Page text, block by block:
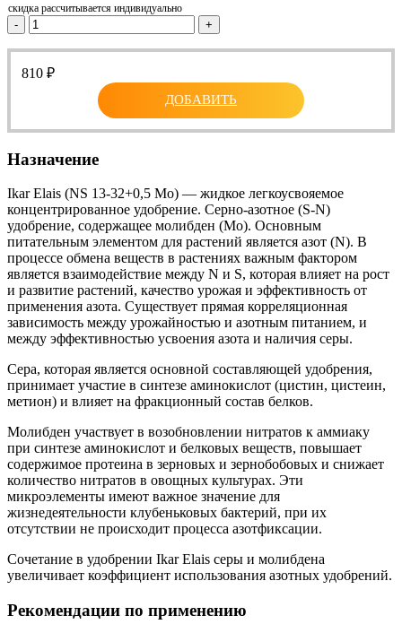
скидка рассчитывается индивидуально
- +
810 ₽
ДОБАВИТЬ
Назначение
Ikar Elais (NS 13-32+0,5 Mo) — жидкое легкоусвояемое
концентрированное удобрение. Серно-азотное (S-N)
удобрение, содержащее молибден (Мо). Основным
питательным элементом для растений является азот (N). В
процессе обмена веществ в растениях важным фактором
является взаимодействие между N и S, которая влияет на рост
и развитие растений, качество урожая и эффективность от
применения азота. Существует прямая корреляционная
зависимость между урожайностью и азотным питанием, и
между эффективностью усвоения азота и наличия серы.
Сера, которая является основной составляющей удобрения,
принимает участие в синтезе аминокислот (цистин, цистеин,
метион) и влияет на фракционный состав белков.
Молибден участвует в возобновлении нитратов к аммиаку
при синтезе аминокислот и белковых веществ, повышает
содержимое протеина в зерновых и зернобобовых и снижает
количество нитратов в овощных культурах. Эти
микроэлементы имеют важное значение для
жизнедеятельности клубеньковых бактерий, при их
отсутствии не происходит процесса азотфиксации.
Сочетание в удобрении Ikar Elais серы и молибдена
увеличивает коэффициент использования азотных удобрений.
Рекомендации по применению